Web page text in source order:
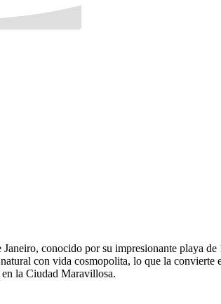
conocido por su impresionante playa
con vida cosmopolita, lo que la convierte
en la Ciudad Maravillosa.